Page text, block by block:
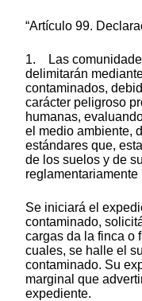
“Artículo 99.
1. Las
delimitarán
contaminados,
carácter peligroso
humanas,
el medio ambiente,
estándares que,
de los suelos y de
reglamentariamente
Se iniciará el
contaminado,
cargas da la finca o
cuales, se halle el
contaminado. Su
marginal que
expediente.